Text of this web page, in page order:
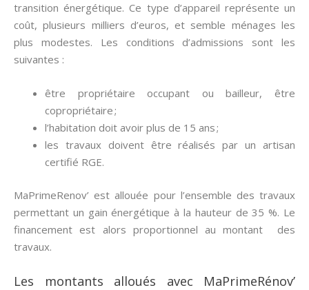
transition énergétique. Ce type d’appareil représente un
coût, plusieurs milliers d’euros, et semble ménages les
plus modestes. Les conditions d’admissions sont les
suivantes :
être propriétaire occupant ou bailleur, être
copropriétaire ;
l’habitation doit avoir plus de 15 ans ;
les travaux doivent être réalisés par un artisan
certifié RGE.
MaPrimeRenov’ est allouée pour l’ensemble des travaux
permettant un gain énergétique à la hauteur de 35 %. Le
financement est alors proportionnel au montant des
travaux.
Les montants alloués avec MaPrimeRénov’